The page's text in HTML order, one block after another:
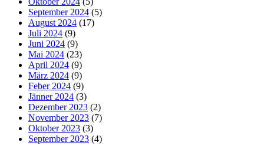
September 2024 (5)
August 2024 (17)
Juli 2024 (9)
Juni 2024 (9)
Mai 2024 (23)
April 2024 (9)
März 2024 (9)
Feber 2024 (9)
Jänner 2024 (3)
Dezember 2023 (2)
November 2023 (7)
Oktober 2023 (3)
September 2023 (4)